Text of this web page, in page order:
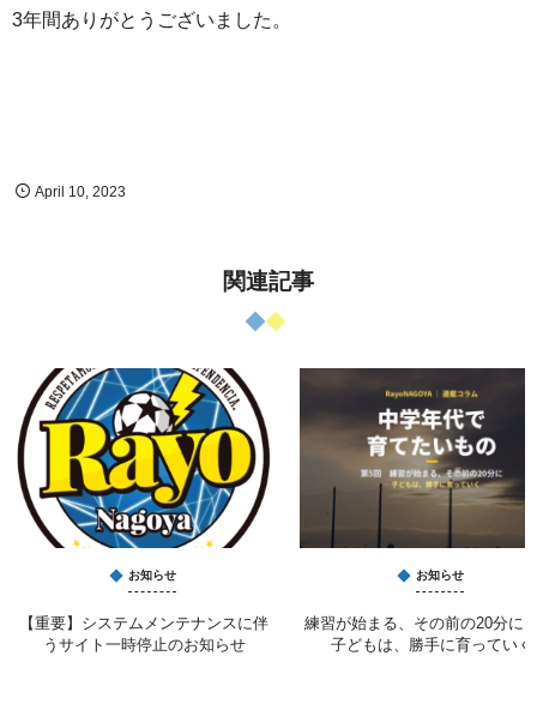
3年間ありがとうございました。
April 10 ,2023
関連記事
お知らせ
【重要】システムメンテナンスに伴
うサイト一時停止のお知らせ
お知らせ
練習が始まる、その前の20分
子どもは、勝手に育っていく